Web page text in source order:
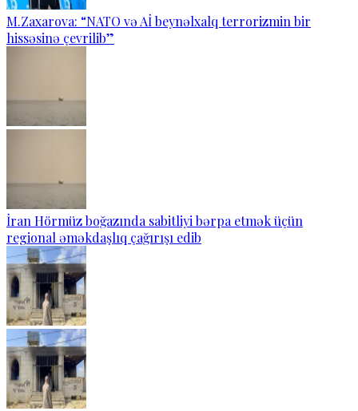
M.Zaxarova: “NATO və Aİ beynəlxalq terrorizmin bir
hissəsinə çevrilib”
İran Hörmüz boğazında sabitliyi bərpa etmək üçün
regional əməkdaşlıq çağırışı edib